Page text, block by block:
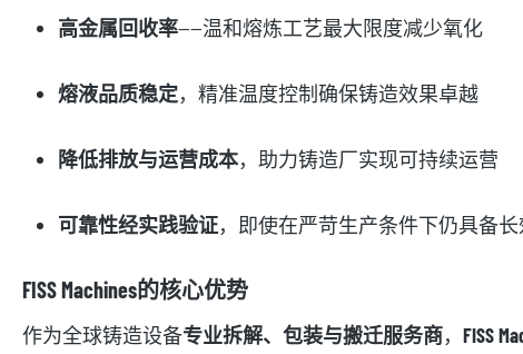
高金属回收率——温和熔炼工艺最大限度减少氧化
熔液品质稳定，精准温度控制确保铸造效果卓越
降低排放与运营成本，助力铸造厂实现可持续运营
可靠性经实践验证，即使在严苛生产条件下仍具备
FISS Machines的核心优势
作为全球铸造设备专业拆解、包装与搬迁服务商， FISS